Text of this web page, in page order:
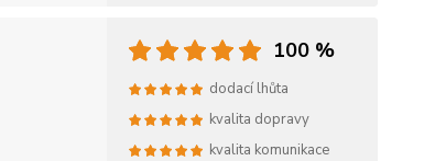
100 %
dodací lhůta
kvalita dopravy
kvalita komunikace